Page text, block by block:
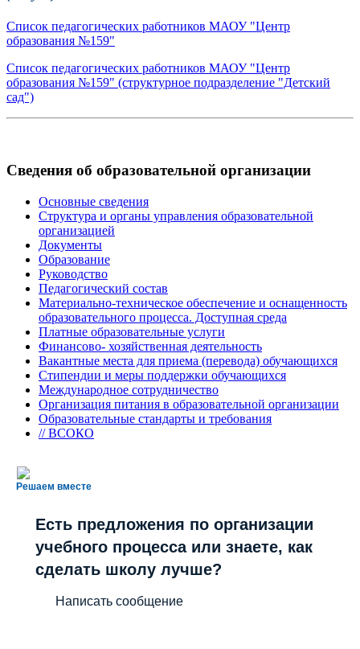
Cписок педагогических работников МАОУ "Центр
образования №159"
Cписок педагогических работников МАОУ "Центр
образования №159" (структурное подразделение "Детский
сад")
Сведения об образовательной организации
Основные сведения
Структура и органы управления образовательной
организацией
Документы
Образование
Руководство
Педагогический состав
Материально-техническое обеспечение и оснащенность
образовательного процесса. Доступная среда
Платные образовательные услуги
Финансово- хозяйственная деятельность
Вакантные места для приема (перевода) обучающихся
Стипендии и меры поддержки обучающихся
Международное сотрудничество
Организация питания в образовательной организации
Образовательные стандарты и требования
// ВСОКО
Решаем вместе
Есть предложения по организации
учебного процесса или знаете, как
сделать школу лучше?
Написать сообщение